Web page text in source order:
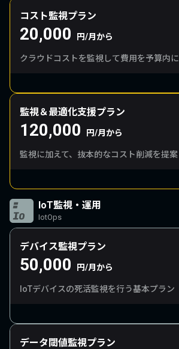
コスト監視プラン
20,000 円/月から
クラウドコストを監視して費用を予算内に
監視＆最適化支援プラン
120,000 円/月から
監視に加えて、抜本的なコスト削減を提案
IoT監視・運用
IotOps
デバイス監視プラン
50,000 円/月から
IoTデバイスの死活監視を行う基本プラン
データ閾値監視プラン